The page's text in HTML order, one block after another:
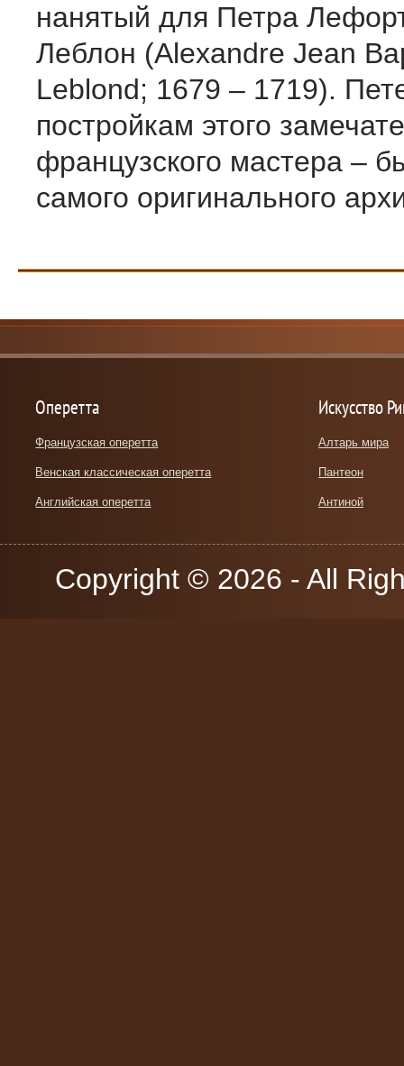
нанятый для Петра
Леблон (Alexandre Jean
Leblond; 1679 – 1719).
постройкам этого
французского мастера –
самого оригинального
Оперетта
Французская оперетта
Венская классическая оперетта
Английская оперетта
Искусство
Алтарь мира
Пантеон
Антиной
Copyright © 2026 - All